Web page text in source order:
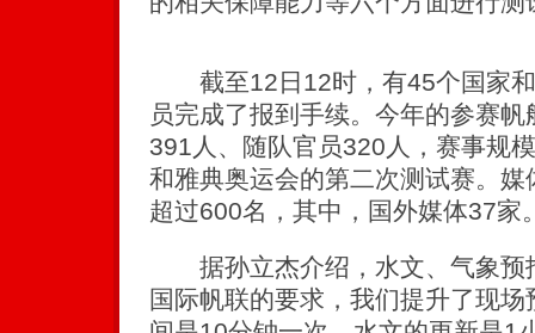
截至12日12时，有45个国家和
员完成了报到手续。今年的参赛
391人、随队官员320人，赛事规
和雅典奥运会的第二次测试赛。
超过600名，其中，国外媒体37家
据孙立杰介绍，水文、气象预
国际帆联的要求，我们提升了现